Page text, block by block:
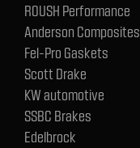
ROUSH Performance
Anderson Composites
Fel-Pro Gaskets
Scott Drake
KW automotive
SSBC Brakes
Edelbrock